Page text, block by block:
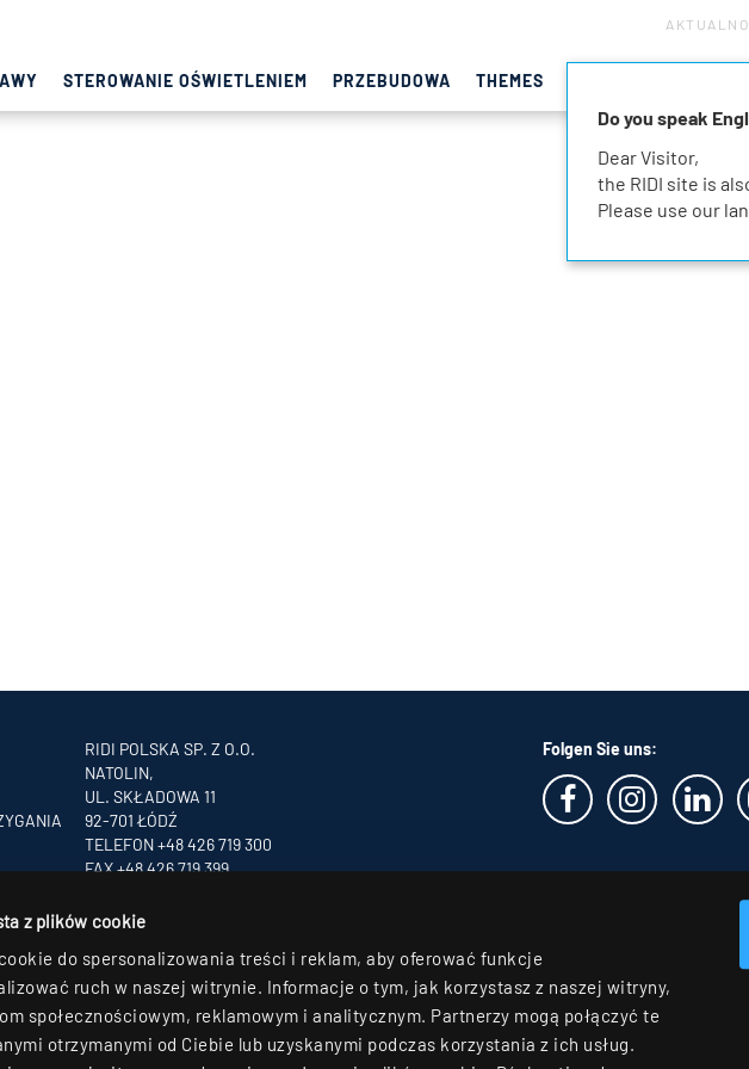
z plików cookie
do spersonalizowania treści i reklam, aby oferować funkcje
ruch w naszej witrynie. Informacje o tym, jak korzystasz z naszej witryny,
społecznościowym, reklamowym i analitycznym. Partnerzy mogą połączyć te
otrzymanymi od Ciebie lub uzyskanymi podczas korzystania z ich usług.
STEROWANIE OŚWIETLENIEM PRZEBUDOWA THEMES
RIDI POLSKA SP. Z O.O.
NATOLIN,
UL. SKŁADOWA 11
92-701 ŁÓDŹ
TELEFON +48 426 719 300
FAX +48 426 719 399
Folgen Sie uns:
Do you speak
Dear Visitor,
the RIDI site is
Please use our